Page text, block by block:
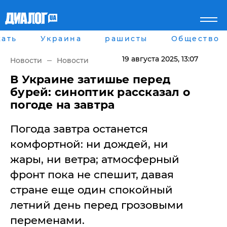
Главная
рассея
Мир
Беларусь
Военное обозрение
Наука и Техника
Мнение
Блоги
Пресса
Шоу-биз
Здоровье
Украина
Спорт
Культура
Города
Луганск
Харьков
Днепр
Война на Донбассе и в
Крыму
Лайф стайл
Украина рашисты Общество
Новости Новости 19 августа 2025, 13:07
В Украине затишье перед
бурей: синоптик рассказал о
погоде на завтра
Погода завтра останется
комфортной: ни дождей, ни
жары, ни ветра; атмосферный
фронт пока не спешит, давая
стране еще один спокойный
летний день перед грозовыми
переменами.